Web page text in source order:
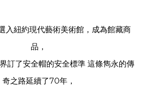
入紐約現代藝術美術館，成為館藏商
品，
訂了安全帽的安全標準 這條雋永的傳
奇之路延續了70年，